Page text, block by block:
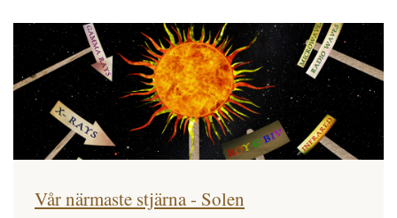
Vår närmaste stjärna - Solen